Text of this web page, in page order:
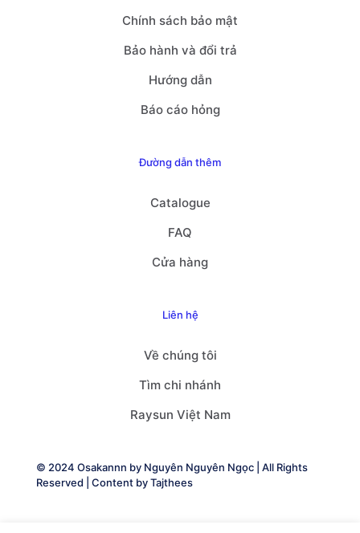
Chính sách bảo mật
Bảo hành và đổi trả
Hướng dẫn
Báo cáo hỏng
Đường dẫn thêm
Catalogue
FAQ
Cửa hàng
Liên hệ
Về chúng tôi
Tìm chi nhánh
Raysun Việt Nam
© 2024 Osakannn by Nguyên Nguyên Ngọc | All Rights
Reserved | Content byTajthees